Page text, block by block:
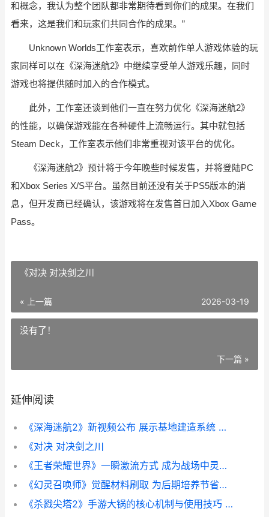
和概念，我认为整个团队都非常期待看到你们的成果。在我们
看来，这是我们和玩家们共同合作的成果。”
Unknown Worlds工作室表示，喜欢前作单人游戏体验的玩
家同样可以在《深海迷航2》中继续享受单人游戏乐趣，同时
游戏也将提供随时加入的合作模式。
此外，工作室还谈到他们一直在努力优化《深海迷航2》
的性能，以确保游戏能在各种硬件上流畅运行。其中就包括
Steam Deck，工作室表示他们非常重视对该平台的优化。
《深海迷航2》预计将于今年晚些时候发售，并将登陆PC
和Xbox Series X/S平台。虽然目前还没有关于PS5版本的消
息，但开发商已经确认，该游戏将在发售首日加入Xbox Game
Pass。
《对决 对决剑之川
« 上一篇 2026-03-19
没有了！
下一篇 »
延伸阅读
《深海迷航2》新视频公布 展示基地建造系统 深海迷航2什么时候出
《对决 对决剑之川
《王者荣耀世界》一瞬激流方式 成为战场中灵活又强悍的输出核心 王者荣耀世界是手游还是电脑游戏
《幻灵召唤师》觉醒材料刷取 为后期培养节省大量时间成本 幻灵召唤师阵容推荐
《杀戮尖塔2》手游大锅的核心机制与使用技巧 杀戮尖塔2下载